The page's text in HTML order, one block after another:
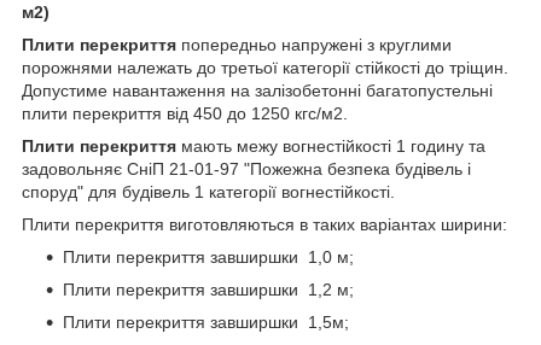
м2)
Плити перекриття попередньо напружені з круглими
порожнями належать до третьої категорії стійкості до тріщин.
Допустиме навантаження на залізобетонні багатопустельні
плити перекриття від 450 до 1250 кгс/м2.
Плити перекриття мають межу вогнестійкості 1 годину та
задовольняє СніП 21-01-97 "Пожежна безпека будівель і
споруд" для будівель 1 категорії вогнестійкості.
Плити перекриття виготовляються в таких варіантах ширини:
Плити перекриття завширшки 1,0 м;
Плити перекриття завширшки 1,2 м;
Плити перекриття завширшки 1,5м;